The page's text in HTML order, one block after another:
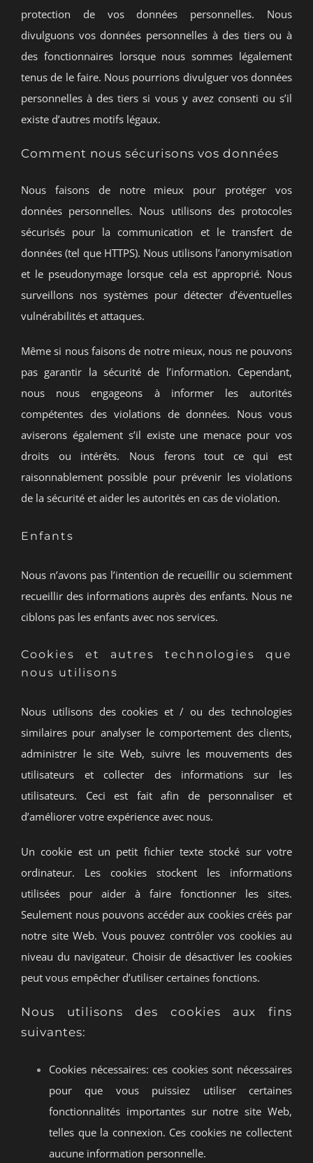
protection de vos données personnelles. Nous
divulguons vos données personnelles à des tiers ou à
des fonctionnaires lorsque nous sommes légalement
tenus de le faire. Nous pourrions divulguer vos données
personnelles à des tiers si vous y avez consenti ou s’il
existe d’autres motifs légaux.
Comment nous sécurisons vos données
Nous faisons de notre mieux pour protéger vos
données personnelles. Nous utilisons des protocoles
sécurisés pour la communication et le transfert de
données (tel que HTTPS). Nous utilisons l’anonymisation
et le pseudonymage lorsque cela est approprié. Nous
surveillons nos systèmes pour détecter d’éventuelles
vulnérabilités et attaques.
Même si nous faisons de notre mieux, nous ne pouvons
pas garantir la sécurité de l’information. Cependant,
nous nous engageons à informer les autorités
compétentes des violations de données. Nous vous
aviserons également s’il existe une menace pour vos
droits ou intérêts. Nous ferons tout ce qui est
raisonnablement possible pour prévenir les violations
de la sécurité et aider les autorités en cas de violation.
Enfants
Nous n’avons pas l’intention de recueillir ou sciemment
recueillir des informations auprès des enfants. Nous ne
ciblons pas les enfants avec nos services.
Cookies et autres technologies que
nous utilisons
Nous utilisons des cookies et / ou des technologies
similaires pour analyser le comportement des clients,
administrer le site Web, suivre les mouvements des
utilisateurs et collecter des informations sur les
utilisateurs. Ceci est fait afin de personnaliser et
d’améliorer votre expérience avec nous.
Un cookie est un petit fichier texte stocké sur votre
ordinateur. Les cookies stockent les informations
utilisées pour aider à faire fonctionner les sites.
Seulement nous pouvons accéder aux cookies créés par
notre site Web. Vous pouvez contrôler vos cookies au
niveau du navigateur. Choisir de désactiver les cookies
peut vous empêcher d’utiliser certaines fonctions.
Nous utilisons des cookies aux fins
suivantes:
Cookies nécessaires: ces cookies sont nécessaires
pour que vous puissiez utiliser certaines
fonctionnalités importantes sur notre site Web,
telles que la connexion. Ces cookies ne collectent
aucune information personnelle.